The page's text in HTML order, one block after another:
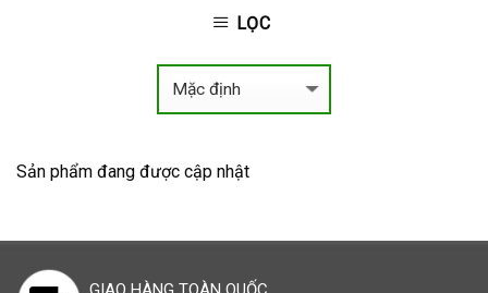
LỌC
Sản phẩm đang được cập nhật